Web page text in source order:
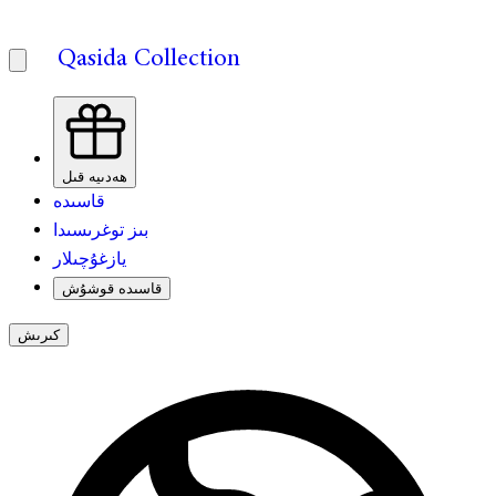
Qasida Collection
ھەدىيە قىل
قاسىدە
بىز توغرىسىدا
يازغۇچىلار
قاسىدە قوشۇش
كىرىش